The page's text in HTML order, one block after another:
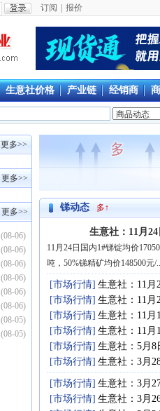
订阅 报价
生意社价格 产业链 经销商
更多>>
更多>>
更多>>
(08-06)
(08-06)
(08-06)
(08-06)
(08-06)
(08-06)
(08-05)
(08-05)
锑动态 多↑
生意社：11月
11月24日国内1#锑锭均价
吨，50%锑精矿均价148500元/
[市场行情] 生意社：11月
[市场行情] 生意社：11月
[市场行情] 生意社：11月
[市场行情] 生意社：11月
[市场行情] 生意社：5月
[市场行情] 生意社：3月
[市场行情] 生意社：3月
[市场行情] 生意社：3月